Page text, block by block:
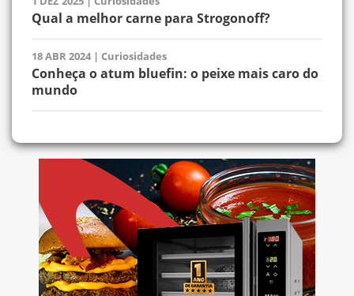
Qual a melhor carne para Strogonoff?
18 ABR 2024 | Curiosidades
Conheça o atum bluefin: o peixe mais caro do
mundo